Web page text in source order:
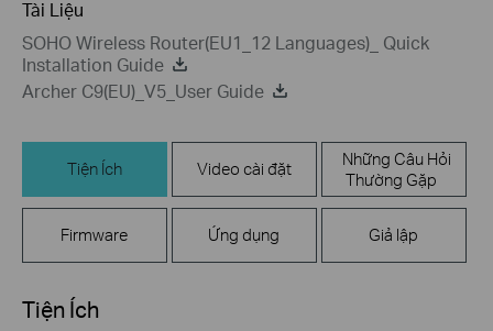
Tài Liệu
SOHO Wireless Router(EU1_12 Languages)_ Quick
Installation Guide
Archer C9(EU)_V5_User Guide
Tiện Ích Video cài đặt
Những Câu Hỏi
Thường Gặp
Firmware Ứng dụng Giả lập
Tiện Ích